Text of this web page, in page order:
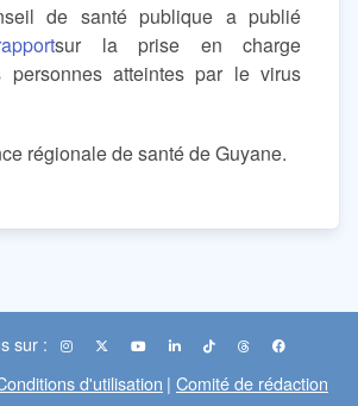
de santé publique a publié
sur la prise en charge
personnes atteintes par le virus
régionale de santé de Guyane.
sur :
d'utilisation | Comité de rédaction